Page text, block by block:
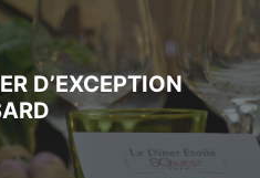
D’EXCEPTION